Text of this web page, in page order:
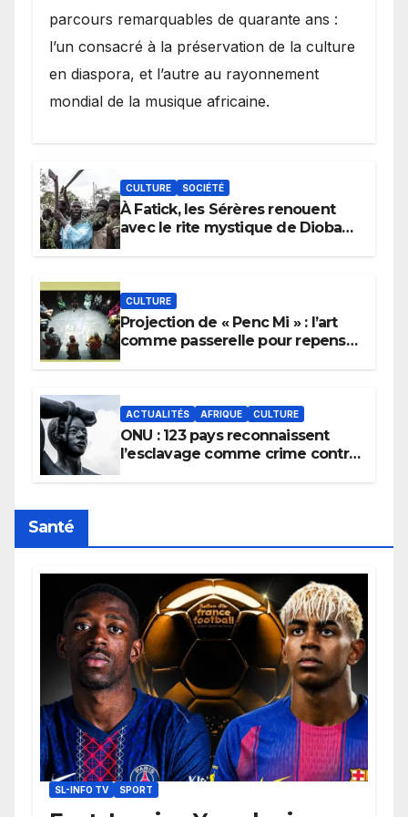
parcours remarquables de quarante ans :
l’un consacré à la préservation de la culture
en diaspora, et l’autre au rayonnement
mondial de la musique africaine.
CULTURE SOCIÉTÉ
À Fatick, les Sérères renouent
avec le rite mystique de Diobaye
CULTURE
Projection de « Penc Mi » : l’art
comme passerelle pour repenser
ACTUALITÉS AFRIQUE CULTURE
ONU : 123 pays reconnaissent
l’esclavage comme crime contre
Santé
SL-INFO TV SPORT